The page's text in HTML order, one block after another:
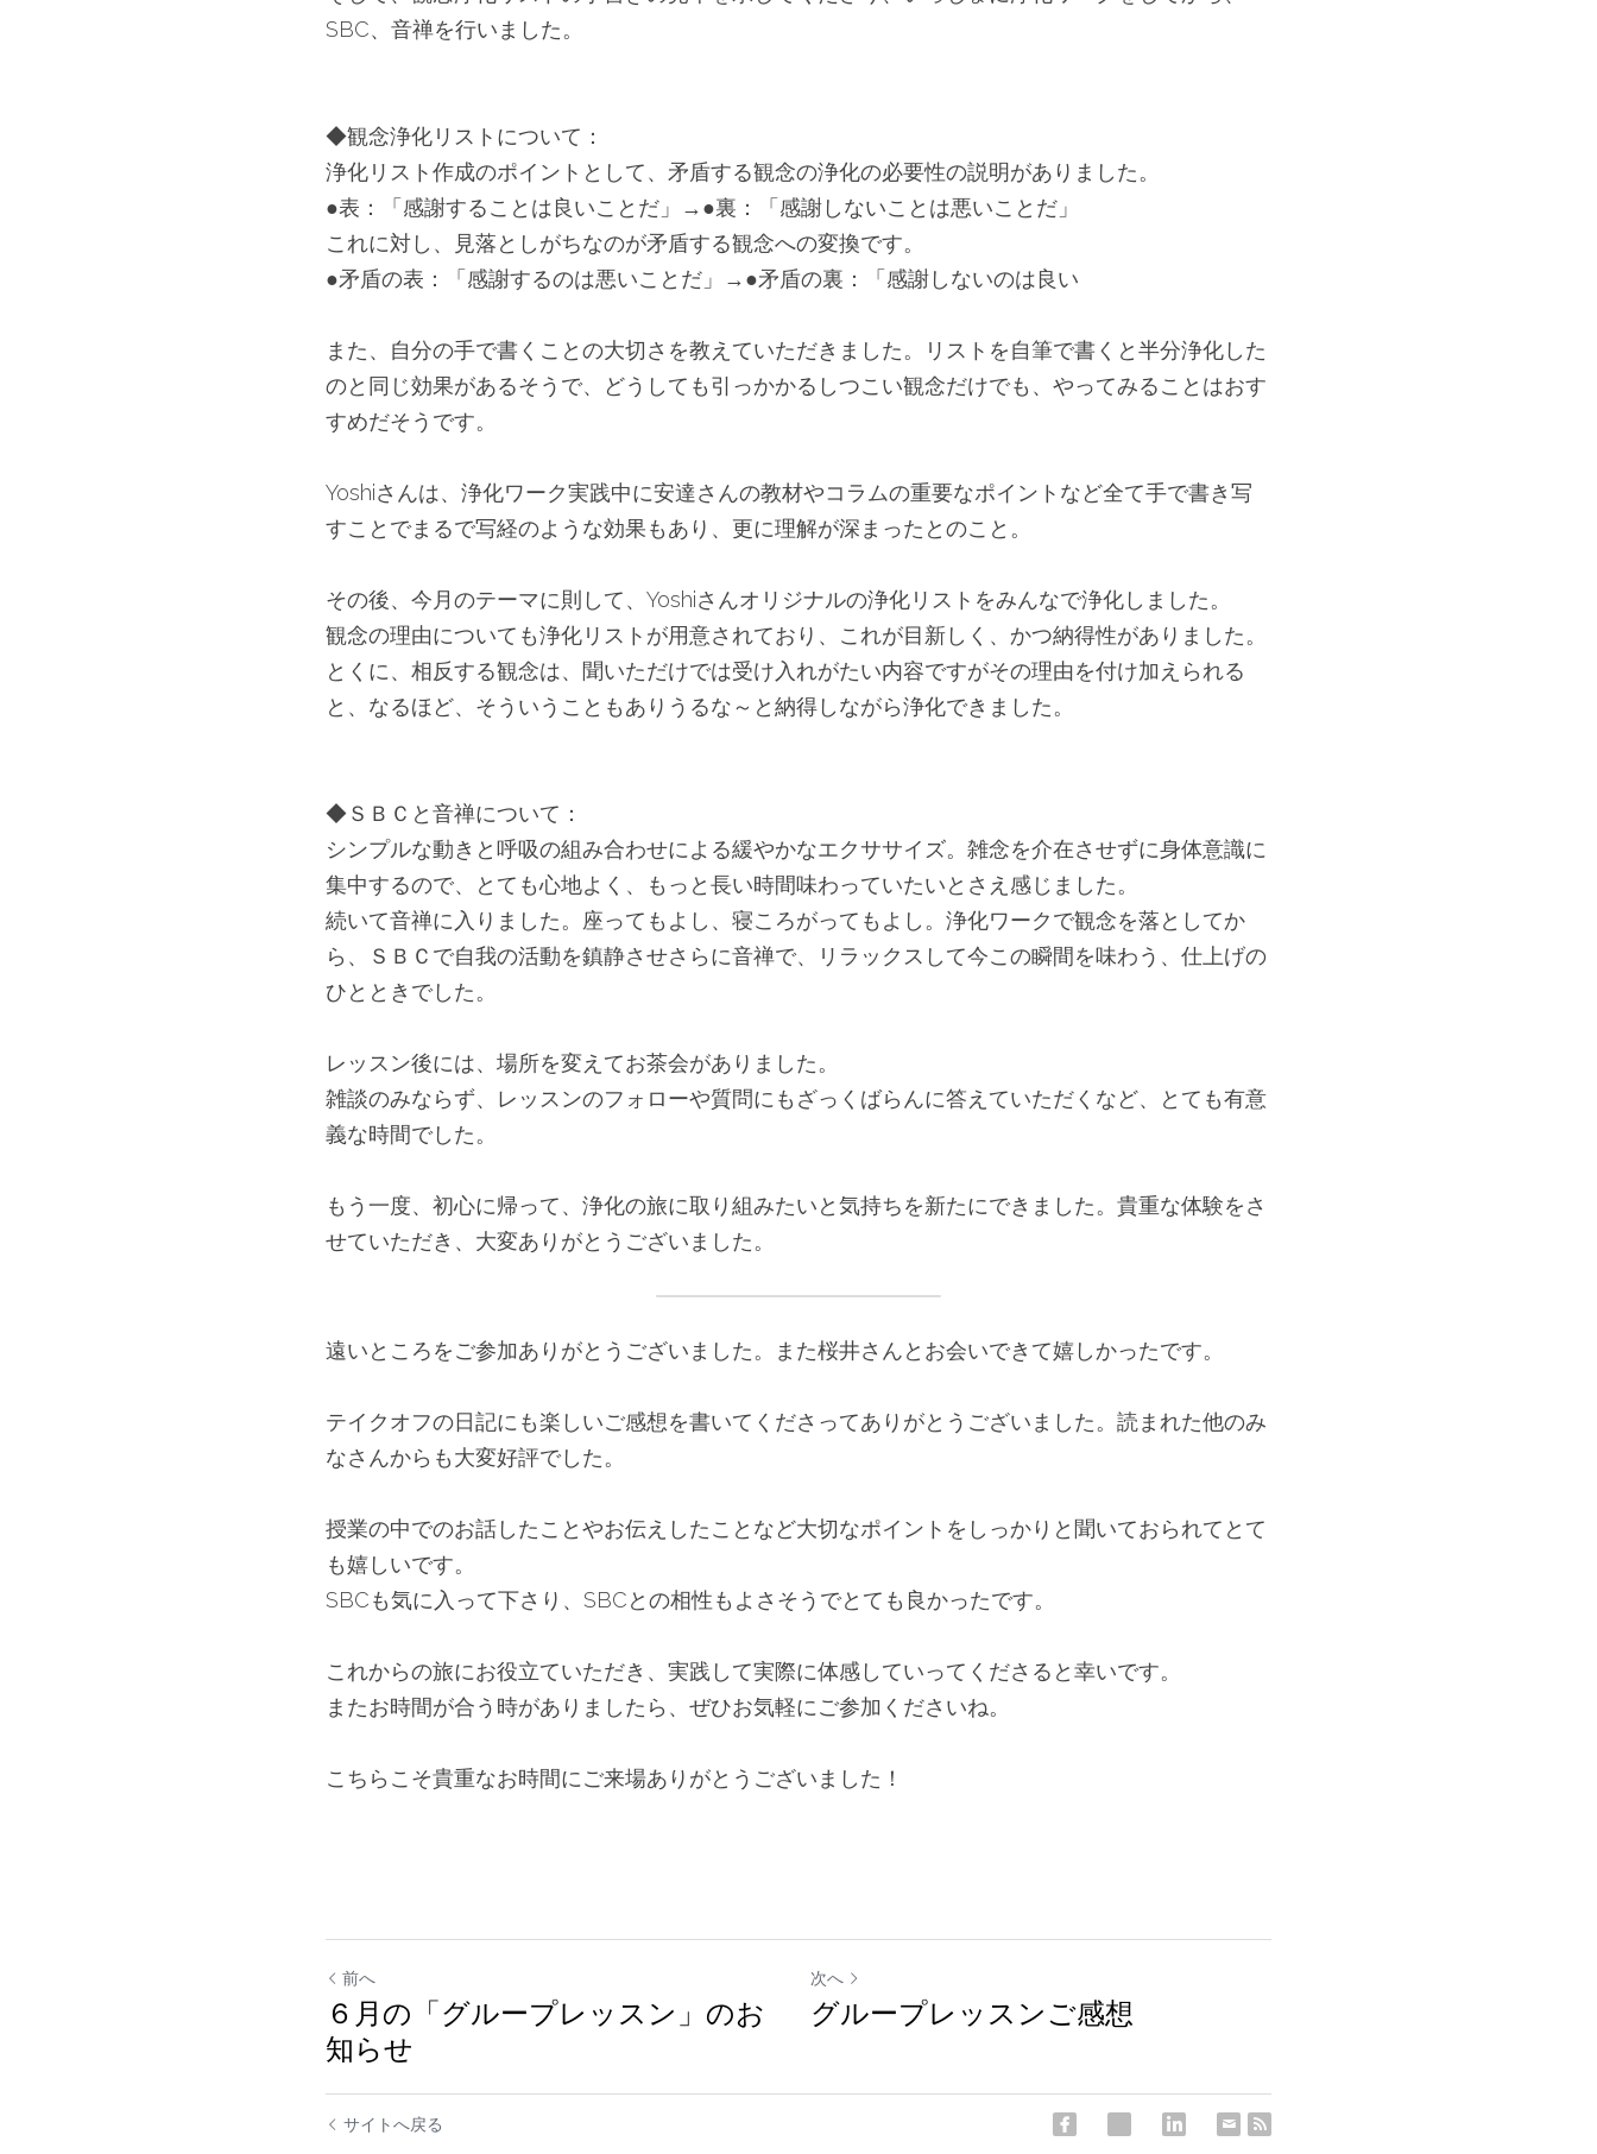
SBC、音禅を行いました。
◆観念浄化リストについて：
浄化リスト作成のポイントとして、矛盾する観念の浄化の必要性の説明がありました。
●表：「感謝することは良いことだ」→●裏：「感謝しないことは悪いことだ」
これに対し、見落としがちなのが矛盾する観念への変換です。
●矛盾の表：「感謝するのは悪いことだ」→●矛盾の裏：「感謝しないのは良い
また、自分の手で書くことの大切さを教えていただきました。リストを自筆で書くと半分浄化した
のと同じ効果があるそうで、どうしても引っかかるしつこい観念だけでも、やってみることはおす
すめだそうです。
Yoshiさんは、浄化ワーク実践中に安達さんの教材やコラムの重要なポイントなど全て手で書き写
すことでまるで写経のような効果もあり、更に理解が深まったとのこと。
その後、今月のテーマに則して、Yoshiさんオリジナルの浄化リストをみんなで浄化しました。
観念の理由についても浄化リストが用意されており、これが目新しく、かつ納得性がありました。
とくに、相反する観念は、聞いただけでは受け入れがたい内容ですがその理由を付け加えられる
と、なるほど、そういうこともありうるな～と納得しながら浄化できました。
◆ＳＢＣと音禅について：
シンプルな動きと呼吸の組み合わせによる緩やかなエクササイズ。雑念を介在させずに身体意識に
集中するので、とても心地よく、もっと長い時間味わっていたいとさえ感じました。
続いて音禅に入りました。座ってもよし、寝ころがってもよし。浄化ワークで観念を落としてか
ら、ＳＢＣで自我の活動を鎮静させさらに音禅で、リラックスして今この瞬間を味わう、仕上げの
ひとときでした。
レッスン後には、場所を変えてお茶会がありました。
雑談のみならず、レッスンのフォローや質問にもざっくばらんに答えていただくなど、とても有意
義な時間でした。
もう一度、初心に帰って、浄化の旅に取り組みたいと気持ちを新たにできました。貴重な体験をさ
せていただき、大変ありがとうございました。
遠いところをご参加ありがとうございました。また桜井さんとお会いできて嬉しかったです。
テイクオフの日記にも楽しいご感想を書いてくださってありがとうございました。読まれた他のみ
なさんからも大変好評でした。
授業の中でのお話したことやお伝えしたことなど大切なポイントをしっかりと聞いておられてとて
も嬉しいです。
SBCも気に入って下さり、SBCとの相性もよさそうでとても良かったです。
これからの旅にお役立ていただき、実践して実際に体感していってくださると幸いです。
またお時間が合う時がありましたら、ぜひお気軽にご参加くださいね。
こちらこそ貴重なお時間にご来場ありがとうございました！
前へ
６月の「グループレッスン」のお
知らせ
次へ
グループレッスンご感想
サイトへ戻る